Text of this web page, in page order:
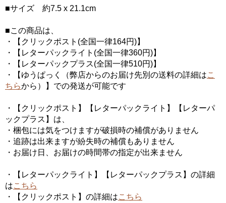
■サイズ 約7.5 x 21.1cm
■この商品は、
・【クリックポスト(全国一律164円)】
・【レターパックライト(全国一律360円)】
・【レターパックプラス(全国一律510円)】
・【ゆうぱっく（弊店からのお届け先別の送料の詳細はこ
ちらから）】での発送が可能です
・【クリックポスト】【レターパックライト】【レターパ
ックプラス】は、
・梱包には気をつけますが破損時の補償がありません
・追跡は出来ますが紛失時の補償もありません
・お届け日、お届けの時間帯の指定が出来ません
・【レターパックライト】【レターパックプラス】の詳細
はこちら
・【クリックポスト】の詳細はこちら